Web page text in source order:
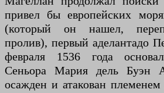
привел бы европейских
(который он нашел,
пролив), первый аделантадо
февраля 1536 года
Сеньора Мария дель Буэн
осажден и атакован